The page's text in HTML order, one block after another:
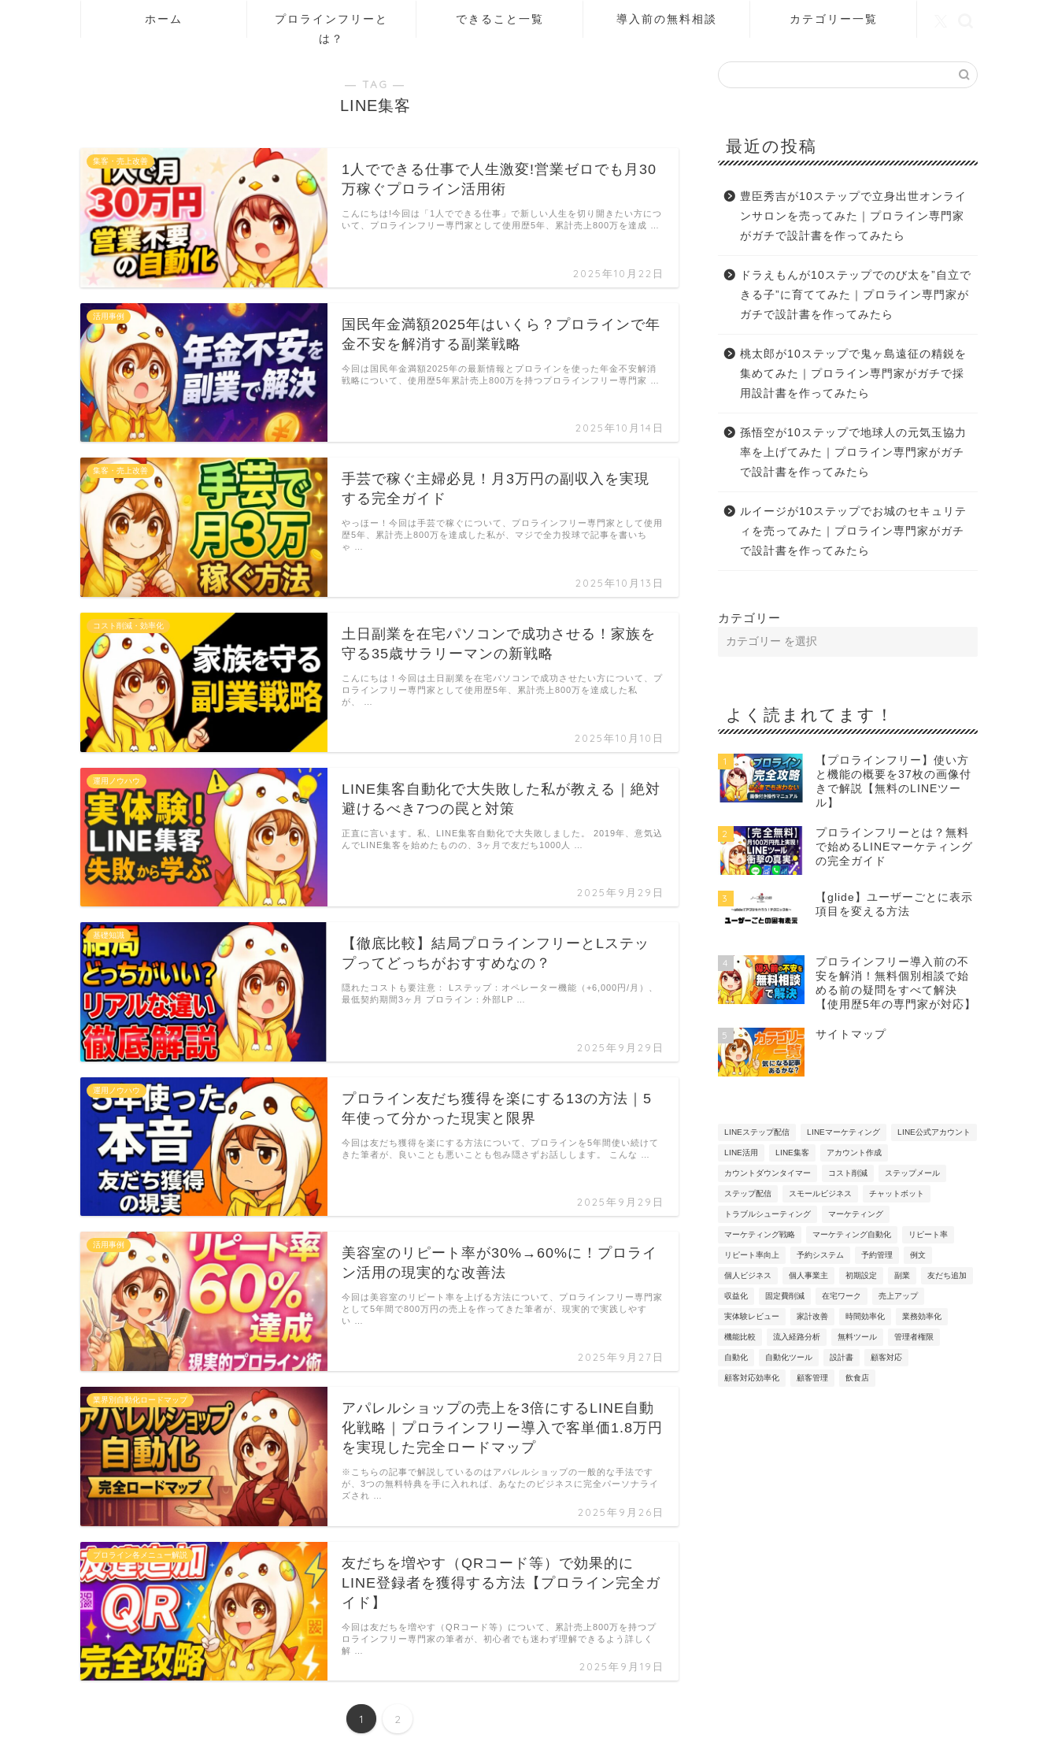
ホーム
プロラインフリーと
は？
できること一覧 導入前の無料相談 カテゴリー一覧
― TAG ―
LINE集客
集客・売上改善
1人でできる仕事で人生激変!営業ゼロでも月30
万稼ぐプロライン活用術
2025年10月22日
こんにちは!今回は「1人でできる仕事」で新しい人生を切り開きたい方につ
いて、プロラインフリー専門家として使用歴5年、累計売上800万を達成 …
活用事例
国民年金満額2025年はいくら？プロラインで年
金不安を解消する副業戦略
2025年10月14日
今回は国民年金満額2025年の最新情報とプロラインを使った年金不安解消
戦略について、使用歴5年累計売上800万を持つプロラインフリー専門家 …
集客・売上改善
手芸で稼ぐ主婦必見！月3万円の副収入を実現
する完全ガイド
2025年10月13日
やっほー！今回は手芸で稼ぐについて、プロラインフリー専門家として使用
歴5年、累計売上800万を達成した私が、マジで全力投球で記事を書いち
ゃ …
コスト削減・効率化
土日副業を在宅パソコンで成功させる！家族を
守る35歳サラリーマンの新戦略
2025年10月10日
こんにちは！今回は土日副業を在宅パソコンで成功させたい方について、プ
ロラインフリー専門家として使用歴5年、累計売上800万を達成した私
が、 …
運用ノウハウ
LINE集客自動化で大失敗した私が教える｜絶対
避けるべき7つの罠と対策
2025年9月29日
正直に言います。私、LINE集客自動化で大失敗しました。 2019年、意気込
んでLINE集客を始めたものの、3ヶ月で友だち1000人 …
基礎知識
【徹底比較】結局プロラインフリーとLステッ
プってどっちがおすすめなの？
2025年9月29日
隠れたコストも要注意： Lステップ：オペレーター機能（+6,000円/月）、
最低契約期間3ヶ月 プロライン：外部LP …
運用ノウハウ
プロライン友だち獲得を楽にする13の方法｜5
年使って分かった現実と限界
2025年9月29日
今回は友だち獲得を楽にする方法について、プロラインを5年間使い続けて
きた筆者が、良いことも悪いことも包み隠さずお話しします。 こんな …
活用事例
美容室のリピート率が30%→60%に！プロライ
ン活用の現実的な改善法
2025年9月27日
今回は美容室のリピート率を上げる方法について、プロラインフリー専門家
として5年間で800万円の売上を作ってきた筆者が、現実的で実践しやす
い …
業界別自動化ロードマップ
アパレルショップの売上を3倍にするLINE自動
化戦略｜プロラインフリー導入で客単価1.8万円
を実現した完全ロードマップ
2025年9月26日
※こちらの記事で解説しているのはアパレルショップの一般的な手法です
が、3つの無料特典を手に入れれば、あなたのビジネスに完全パーソナライ
ズされ …
プロライン各メニュー解説
友だちを増やす（QRコード等）で効果的に
LINE登録者を獲得する方法【プロライン完全ガ
イド】
2025年9月19日
今回は友だちを増やす（QRコード等）について、累計売上800万を持つプ
ロラインフリー専門家の筆者が、初心者でも迷わず理解できるよう詳しく
解 …
1 2
最近の投稿
豊臣秀吉が10ステップで立身出世オンライ
ンサロンを売ってみた｜プロライン専門家
がガチで設計書を作ってみたら
ドラえもんが10ステップでのび太を”自立で
きる子”に育ててみた｜プロライン専門家が
ガチで設計書を作ってみたら
桃太郎が10ステップで鬼ヶ島遠征の精鋭を
集めてみた｜プロライン専門家がガチで採
用設計書を作ってみたら
孫悟空が10ステップで地球人の元気玉協力
率を上げてみた｜プロライン専門家がガチ
で設計書を作ってみたら
ルイージが10ステップでお城のセキュリテ
ィを売ってみた｜プロライン専門家がガチ
で設計書を作ってみたら
カテゴリー
よく読まれてます！
1
【プロラインフリー】使い方
と機能の概要を37枚の画像付
きで解説【無料のLINEツー
ル】
2
プロラインフリーとは？無料
で始めるLINEマーケティング
の完全ガイド
3
【glide】ユーザーごとに表示
項目を変える方法
4
プロラインフリー導入前の不
安を解消！無料個別相談で始
める前の疑問をすべて解決
【使用歴5年の専門家が対応】
5 サイトマップ
LINEステップ配信 LINEマーケティング LINE公式アカウント
LINE活用 LINE集客 アカウント作成
カウントダウンタイマー コスト削減 ステップメール
ステップ配信 スモールビジネス チャットボット
トラブルシューティング マーケティング
マーケティング戦略 マーケティング自動化 リピート率
リピート率向上 予約システム 予約管理 例文
個人ビジネス 個人事業主 初期設定 副業 友だち追加
収益化 固定費削減 在宅ワーク 売上アップ
実体験レビュー 家計改善 時間効率化 業務効率化
機能比較 流入経路分析 無料ツール 管理者権限
自動化 自動化ツール 設計書 顧客対応
顧客対応効率化 顧客管理 飲食店